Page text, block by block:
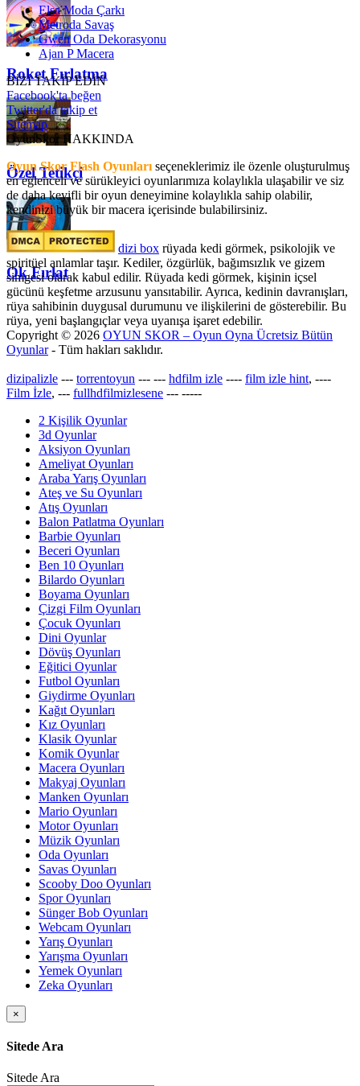
Roket Fırlatma
Özel Tetikçi
Ok Fırlat
Elsa Moda Çarkı
Metroda Savaş
Gwen Oda Dekorasyonu
Ajan P Macera
BİZİ TAKİP EDİN
Facebook'ta beğen
Twitter'da takip et
Sitemap
OyunSkor HAKKINDA
Oyun Skor Flash Oyunları seçeneklerimiz ile özenle oluşturulmuş
en eğlenceli ve sürükleyici oyunlarımıza kolaylıkla ulaşabilir ve siz
de daha keyifli bir oyun deneyimine kolaylıkla sahip olabilir,
kendinizi büyük bir macera içerisinde bulabilirsiniz.
dizi box rüyada kedi görmek​, psikolojik ve
spiritüel anlamlar taşır. Kediler, özgürlük, bağımsızlık ve gizem
simgesi olarak kabul edilir. Rüyada kedi görmek, kişinin içsel
gücünü keşfetme arzusunu yansıtabilir. Ayrıca, kedinin davranışları,
rüya sahibinin duygusal durumunu ve ilişkilerini de gösterebilir. Bu
rüya, yeni başlangıçlar veya uyanışa işaret edebilir.
Copyright © 2026 OYUN SKOR – Oyun Oyna Ücretsiz Bütün
Oyunlar- Tüm hakları saklıdır.
dizipalizle --- torrentoyun --- --- hdfilm izle ---- film izle hint, ----
Film İzle, --- fullhdfilmizlesene --- -----
2 Kişilik Oyunlar
3d Oyunlar
Aksiyon Oyunları
Ameliyat Oyunları
Araba Yarış Oyunları
Ateş ve Su Oyunları
Atış Oyunları
Balon Patlatma Oyunları
Barbie Oyunları
Beceri Oyunları
Ben 10 Oyunları
Bilardo Oyunları
Boyama Oyunları
Çizgi Film Oyunları
Çocuk Oyunları
Dini Oyunlar
Dövüş Oyunları
Eğitici Oyunlar
Futbol Oyunları
Giydirme Oyunları
Kağıt Oyunları
Kız Oyunları
Klasik Oyunlar
Komik Oyunlar
Macera Oyunları
Makyaj Oyunları
Manken Oyunları
Mario Oyunları
Motor Oyunları
Müzik Oyunları
Oda Oyunları
Savas Oyunları
Scooby Doo Oyunları
Spor Oyunları
Sünger Bob Oyunları
Webcam Oyunları
Yarış Oyunları
Yarışma Oyunları
Yemek Oyunları
Zeka Oyunları
×
Sitede Ara
Sitede Ara